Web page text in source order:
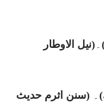
۔(نیل الاوطار
۔ (سنن اثرم حدیث